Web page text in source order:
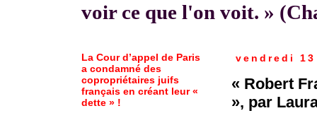
voir ce que l'on voit. »
vendredi
« Robert
», par
La Cour d’appel de Paris
a condamné des
copropriétaires juifs
français en créant leur «
dette » !